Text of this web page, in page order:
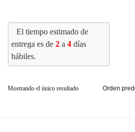
El tiempo estimado de
entrega es de 2 a 4 días
hábiles.
Mostrando el único resultado